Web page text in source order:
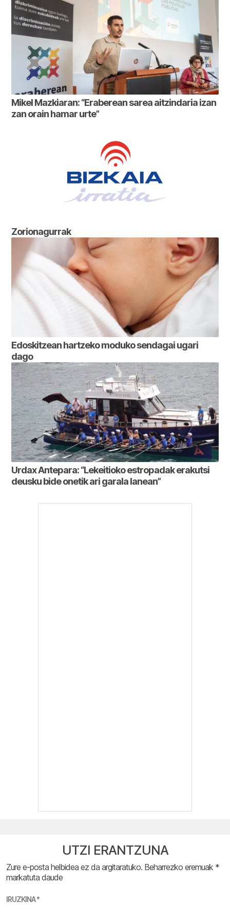
Mikel Mazkiaran: “Eraberean sarea aitzindaria izan
zan orain hamar urte”
Zorionagurrak
Edoskitzean hartzeko moduko sendagai ugari
dago
Urdax Antepara: “Lekeitioko estropadak erakutsi
deusku bide onetik ari garala lanean”
UTZI ERANTZUNA
Zure e-posta helbidea ez da argitaratuko. Beharrezko eremuak *
markatuta daude
IRUZKINA*